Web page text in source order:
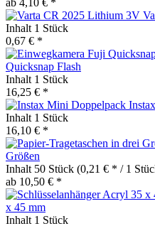
Inhalt 1 Stück
0,67 € *
Quicksnap Flash
Inhalt 1 Stück
16,25 € *
Inhalt 1 Stück
16,10 € *
Größen
Inhalt 50 Stück (0,21 € * / 1
ab 10,50 € *
x 45 mm
Inhalt 1 Stück